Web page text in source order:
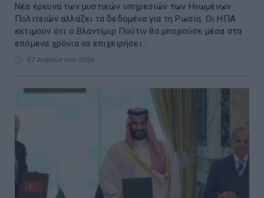
Νέα έρευνα των μυστικών υπηρεσιών των Ηνωμένων
Πολιτειών αλλάζει τα δεδομένα για τη Ρωσία. Οι ΗΠΑ
εκτιμούν ότι ο Βλαντίμιρ Πούτιν θα μπορούσε μέσα στα
επόμενα χρόνια να επιχειρήσει...
07 Αυγούστου 2026